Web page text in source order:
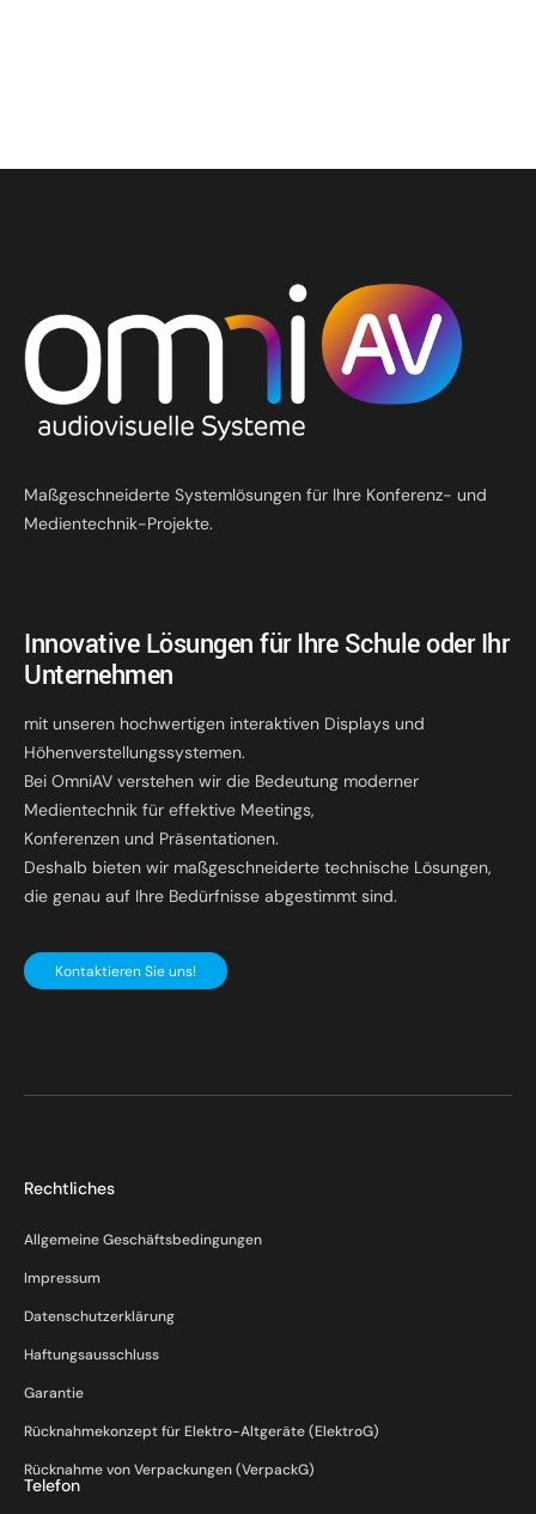
Maßgeschneiderte Systemlösungen für Ihre Konferenz- und
Medientechnik-Projekte.
Innovative Lösungen für Ihre Schule oder Ihr
Unternehmen
mit unseren hochwertigen interaktiven Displays und
Höhenverstellungssystemen.
Bei OmniAV verstehen wir die Bedeutung moderner
Medientechnik für effektive Meetings,
Konferenzen und Präsentationen.
Deshalb bieten wir maßgeschneiderte technische Lösungen,
die genau auf Ihre Bedürfnisse abgestimmt sind.
Kontaktieren Sie uns!
Rechtliches
Allgemeine Geschäftsbedingungen
Impressum
Datenschutzerklärung
Haftungsausschluss
Garantie
Rücknahmekonzept für Elektro-Altgeräte (ElektroG)
Rücknahme von Verpackungen (VerpackG)
Telefon